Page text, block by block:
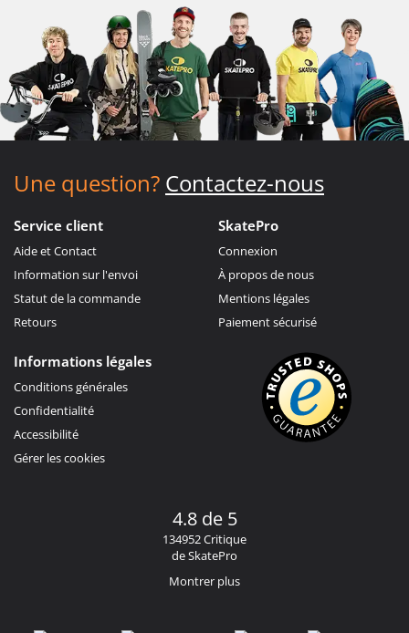
Une question? Contactez-nous
Service client
Aide et Contact
Information sur l'envoi
Statut de la commande
Retours
SkatePro
Connexion
À propos de nous
Mentions légales
Paiement sécurisé
Informations légales
Conditions générales
Confidentialité
Accessibilité
Gérer les cookies
4.8 de 5
134952 Critique
de SkatePro
Montrer plus